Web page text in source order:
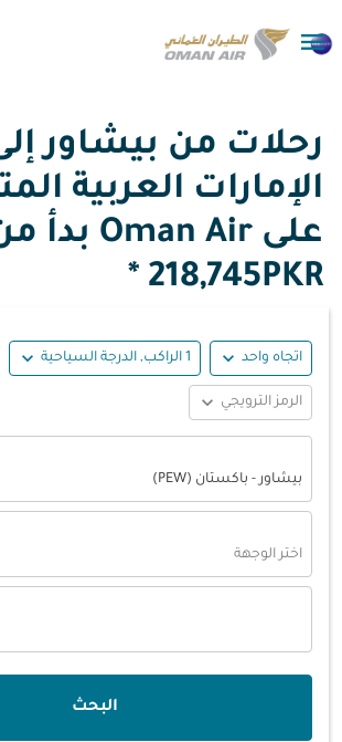

رحلات من بيشاور
الإمارات العربية
على Oman Air بدأ من
218,745PKR *
اتجاه واحد expand_more 1 الراكب, الدرجة السياحية expand_more
الرمز الترويجي expand_more
بيشاور - باكستان (PEW)
اختر الوجهة
البحث